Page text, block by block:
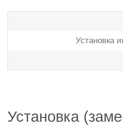
Установка
Установка